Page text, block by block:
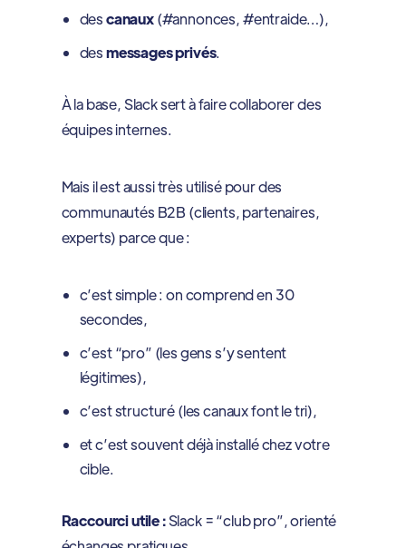
descanaux(#annonces, #entraide…),
desmessages privés.
À la base, Slack sert à faire collaborer des
équipes internes.
Mais il est aussi très utilisé pour des
communautés B2B (clients, partenaires,
experts) parce que :
c’est simple : on comprend en 30
secondes,
c’est “pro” (les gens s’y sentent
légitimes),
c’est structuré (les canaux font le tri),
et c’est souvent déjà installé chez votre
cible.
Raccourci utile :Slack = “club pro”, orienté